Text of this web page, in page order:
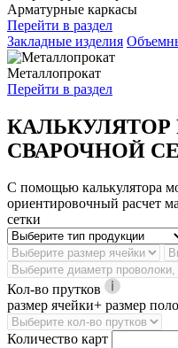
Арматурные каркасы
Перейти в раздел
Закладные изделия
Металлопрокат
Перейти в раздел
КАЛЬКУЛЯТОР
СВАРОЧНОЙ
С помощью калькулятора
ориентировочный расчет
сетки
Кол-во прутков
размер ячейки+ размер
Количество карт